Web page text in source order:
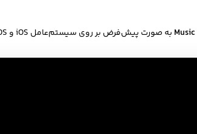
Music به صورت پیش‌فرض بر روی سیستم‌عامل iOS و iPadOS نصب شده است.